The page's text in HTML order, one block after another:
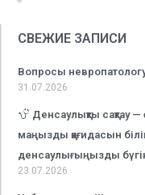
СВЕЖИЕ ЗАПИСИ
Вопросы
31.07.2026
Денсаулықты сақтау
маңызды қағидасын
денсаулығыңызды
23.07.2026